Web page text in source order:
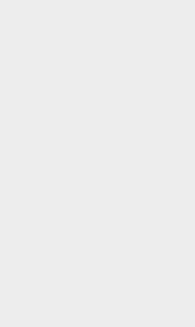
a visitar los dibujos para pintar. ¡Allí
rienda suelta a tu imaginación
los colores a ciegas y ponte a